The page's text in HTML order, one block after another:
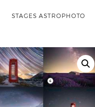
STAGES ASTROPHOTO